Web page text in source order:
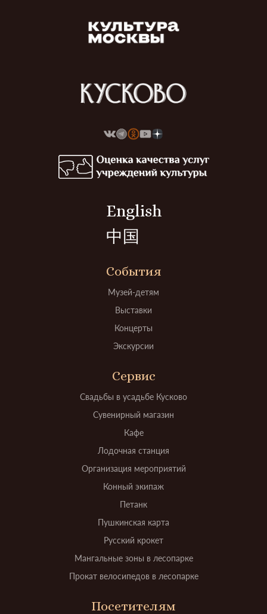
English
中国
События
Музей-детям
Выставки
Концерты
Экскурсии
Сервис
Свадьбы в усадьбе Кусково
Сувенирный магазин
Кафе
Лодочная станция
Организация мероприятий
Конный экипаж
Петанк
Пушкинская карта
Русский крокет
Мангальные зоны в лесопарке
Прокат велосипедов в лесопарке
Посетителям